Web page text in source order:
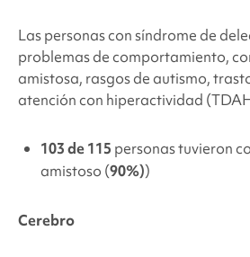
Las personas consíndrome de
problemas de comportamiento,
amistosa, rasgos de autismo,
atención con hiperactividad
103 de 115 personas tuvieron
amistoso (90%))
Cerebro